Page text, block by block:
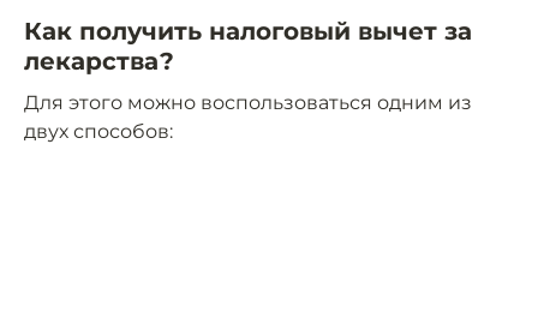
Как получить налоговый вычет за
лекарства?
Для этого можно воспользоваться одним из
двух способов: